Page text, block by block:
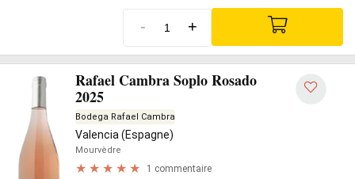
- +
Rafael Cambra Soplo Rosado
2025
Bodega Rafael Cambra
Valencia (Espagne)
Mourvèdre
1 commentaire